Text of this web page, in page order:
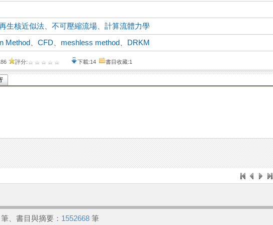
生核近似法 、不可壓縮流場 、計算流體力學
Method 、CFD meshless method
DRKM
評分: 下載:14 書目收藏:1
筆、書目與摘要： 1552668 筆